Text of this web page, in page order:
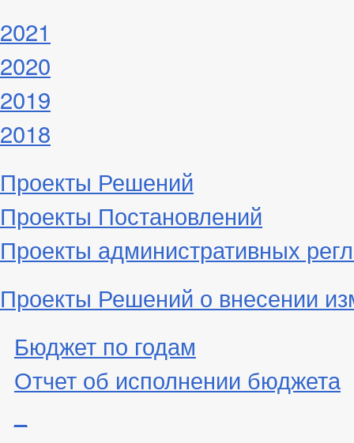
2021
2020
2019
2018
Проекты Решений
Проекты Постановлений
Проекты административных
Проекты Решений о внесении
Бюджет по годам
Отчет об исполнении бюджета